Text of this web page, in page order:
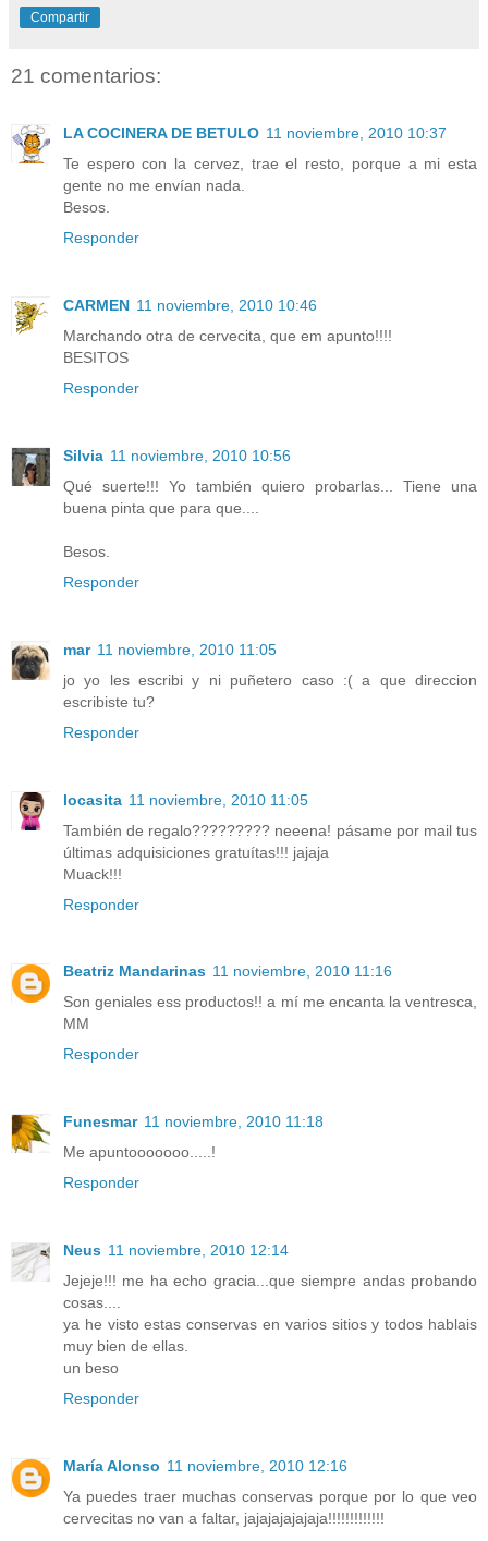
Compartir
21 comentarios:
LA COCINERA DE BETULO 11 noviembre, 2010 10:37
Te espero con la cervez, trae el resto, porque a mi esta
gente no me envían nada.
Besos.
Responder
CARMEN 11 noviembre, 2010 10:46
Marchando otra de cervecita, que em apunto!!!!
BESITOS
Responder
Silvia 11 noviembre, 2010 10:56
Qué suerte!!! Yo también quiero probarlas... Tiene una
buena pinta que para que....
Besos.
Responder
mar 11 noviembre, 2010 11:05
jo yo les escribi y ni puñetero caso :( a que direccion
escribiste tu?
Responder
locasita 11 noviembre, 2010 11:05
También de regalo????????? neeena! pásame por mail tus
últimas adquisiciones gratuítas!!! jajaja
Muack!!!
Responder
Beatriz Mandarinas 11 noviembre, 2010 11:16
Son geniales ess productos!! a mí me encanta la ventresca,
MM
Responder
Funesmar 11 noviembre, 2010 11:18
Me apuntooooooo.....!
Responder
Neus 11 noviembre, 2010 12:14
Jejeje!!! me ha echo gracia...que siempre andas probando
cosas....
ya he visto estas conservas en varios sitios y todos hablais
muy bien de ellas.
un beso
Responder
María Alonso 11 noviembre, 2010 12:16
Ya puedes traer muchas conservas porque por lo que veo
cervecitas no van a faltar, jajajajajajaja!!!!!!!!!!!!!